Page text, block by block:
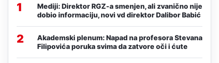
1
Mediji: Direktor RGZ-a smenjen, ali zvanično nije
dobio informaciju, novi vd direktor Dalibor Babić
2
Akademski plenum: Napad na profesora Stevana
Filipovića poruka svima da zatvore oči i ćute